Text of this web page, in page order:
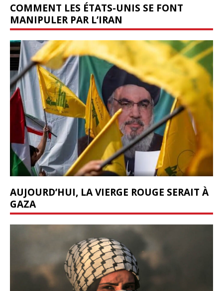
COMMENT LES ÉTATS-UNIS SE FONT
MANIPULER PAR L’IRAN
AUJOURD’HUI, LA VIERGE ROUGE SERAIT À
GAZA